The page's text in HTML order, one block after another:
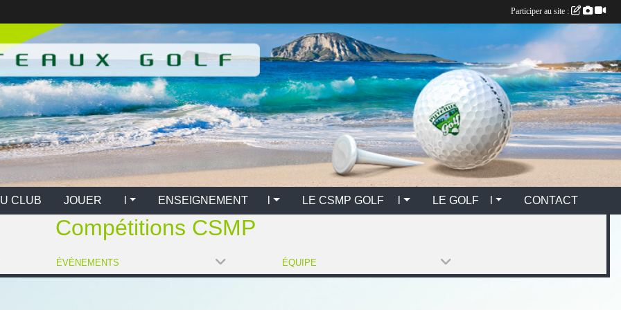
CLUB JOUER l ENSEIGNEMENT l LE CSMP GOLF l LE GOLF l CONTACT
Compétitions CSMP
ÉVÈNEMENTS ÉQUIPE
Participer au site :